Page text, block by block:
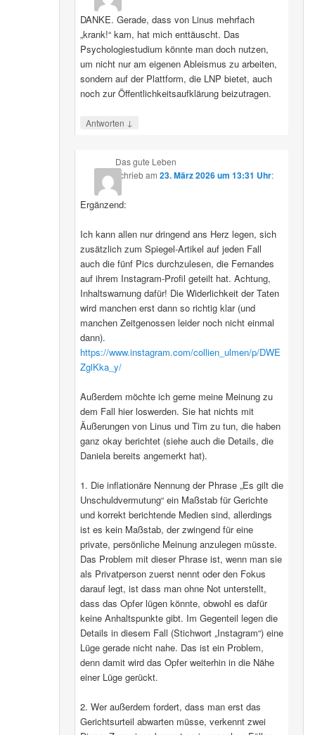
DANKE. Gerade, dass von Linus mehrfach
„krank!“ kam, hat mich enttäuscht. Das
Psychologiestudium könnte man doch nutzen,
um nicht nur am eigenen Ableismus zu arbeiten,
sondern auf der Plattform, die LNP bietet, auch
noch zur Öffentlichkeitsaufklärung beizutragen.
Antworten ↓
Das gute Leben
schriebam 23. März 2026 um 13:31 Uhr:
Ergänzend:
Ich kann allen nur dringend ans Herz legen, sich
zusätzlich zum Spiegel-Artikel auf jeden Fall
auch die fünf Pics durchzulesen, die Fernandes
auf ihrem Instagram-Profil geteilt hat. Achtung,
Inhaltswarnung dafür! Die Widerlichkeit der Taten
wird manchen erst dann so richtig klar (und
manchen Zeitgenossen leider noch nicht einmal
dann).
https://www.instagram.com/collien_ulmen/p/DWE
ZglKka_y/
Außerdem möchte ich gerne meine Meinung zu
dem Fall hier loswerden. Sie hat nichts mit
Äußerungen von Linus und Tim zu tun, die haben
ganz okay berichtet (siehe auch die Details, die
Daniela bereits angemerkt hat).
1. Die inflationäre Nennung der Phrase „Es gilt die
Unschuldvermutung“ ein Maßstab für Gerichte
und korrekt berichtende Medien sind, allerdings
ist es kein Maßstab, der zwingend für eine
private, persönliche Meinung anzulegen müsste.
Das Problem mit dieser Phrase ist, wenn man sie
als Privatperson zuerst nennt oder den Fokus
darauf legt, ist dass man ohne Not unterstellt,
dass das Opfer lügen könnte, obwohl es dafür
keine Anhaltspunkte gibt. Im Gegenteil legen die
Details in diesem Fall (Stichwort „Instagram“) eine
Lüge gerade nicht nahe. Das ist ein Problem,
denn damit wird das Opfer weiterhin in die Nähe
einer Lüge gerückt.
2. Wer außerdem fordert, dass man erst das
Gerichtsurteil abwarten müsse, verkennt zwei